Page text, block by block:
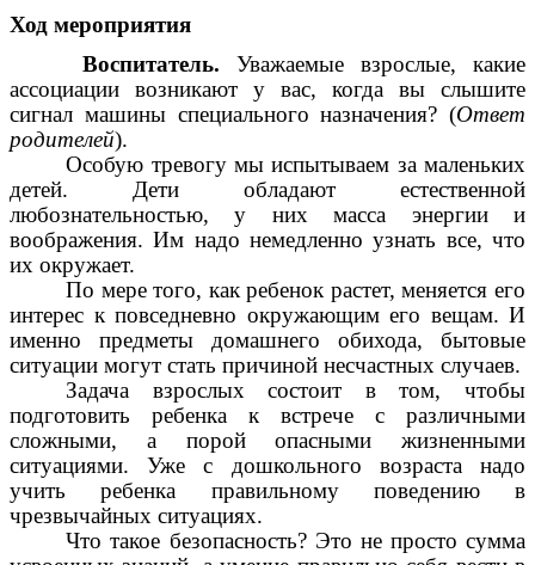
Ход мероприятия
Воспитатель.Уважаемые взрослые, какие
ассоциации возникают у вас, когда вы слышите
сигнал машины специального назначения? (Ответ
родителей).
Особую тревогу мы испытываем за маленьких
детей. Дети обладают естественной
любознательностью, у них масса энергии и
воображения. Им надо немедленно узнать все, что
их окружает.
По мере того, как ребенок растет, меняется его
интерес к повседневно окружающим его вещам. И
именно предметы домашнего обихода, бытовые
ситуации могут стать причиной несчастных случаев.
Задача взрослых состоит в том, чтобы
подготовить ребенка к встрече с различными
сложными, а порой опасными жизненными
ситуациями. Уже с дошкольного возраста надо
учить ребенка правильному поведению в
чрезвычайных ситуациях.
Что такое безопасность? Это не просто сумма